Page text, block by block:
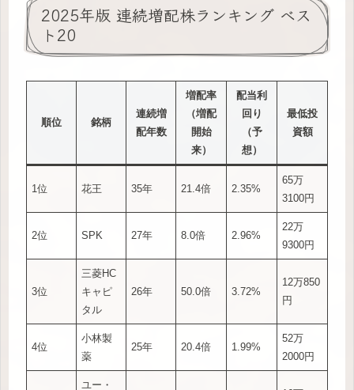
2025年版 連続増配株ランキング ベス
ト20
順位 銘柄
連続増
配年数
増配率
（増配
開始
来）
配当利
回り
（予
想）
最低投
資額
1位 花王 35年 21.4倍 2.35%
65万
3100円
2位 SPK 27年 8.0倍 2.96%
22万
9300円
3位
三菱HC
キャピ
タル
26年 50.0倍 3.72%
12万850
円
4位
小林製
薬
25年 20.4倍 1.99%
52万
2000円
ユー・